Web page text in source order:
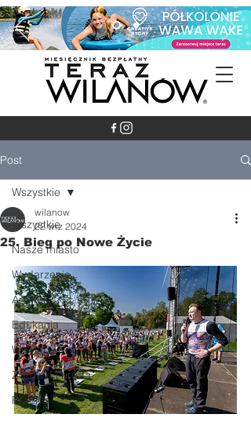
Post
Wszystkie
Nasze miasto
Wydarzenia
Artykuły
Edukacja
Wywiady
Zdrowie i uroda
Parents
Wszystkie
25. Bieg po Nowe Życie
wilanow
22 wrz 2024